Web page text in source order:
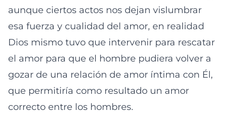
aunque ciertos actos nos dejan vislumbrar
esa fuerza y cualidad del amor, en realidad
Dios mismo tuvo que intervenir para rescatar
el amor para que el hombre pudiera volver a
gozar de una relación de amor íntima con Él,
que permitiría como resultado un amor
correcto entre los hombres.